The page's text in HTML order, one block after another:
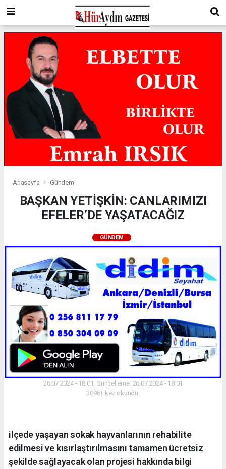
Anasayfa Gündem
BAŞKAN YETİŞKİN: CANLARIMIZI
EFELER’DE YAŞATACAĞIZ
GÜNDEM
26.07.2024 - 18:01, Güncelleme: 26.07.2024 - 18:01
3096+ kez okundu.
ilçede yaşayan sokak hayvanlarının rehabilite
edilmesi ve kısırlaştırılmasını tamamen ücretsiz
şekilde sağlayacak olan projesi hakkında bilgi